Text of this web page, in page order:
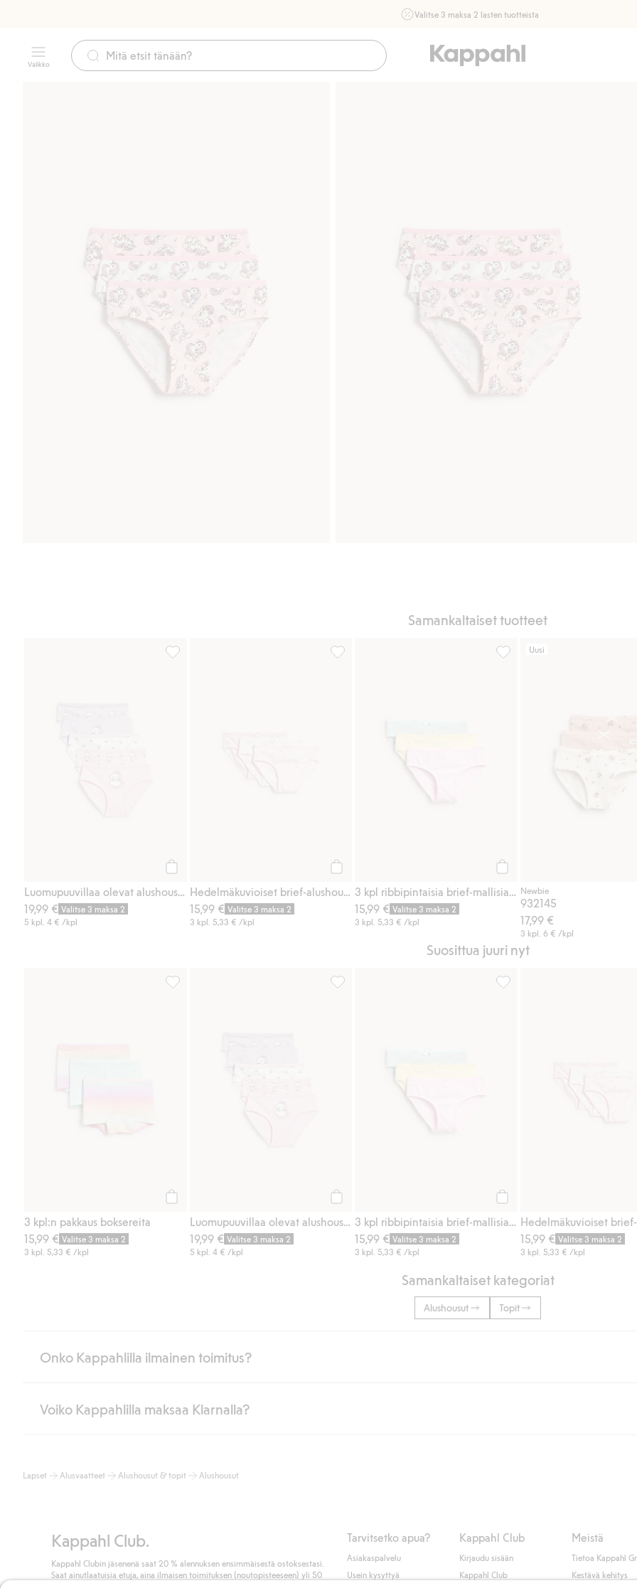
Valitse 3 maksa 2 lasten tuotteista
16.8. asti myymälässä ja verkossa. Ei voi yhdistää muihin
alennuksiin tai tarjouksiin.
Valikko
Sujuva maksaminen Klarnalla Ilmaiset
Samankaltaiset tuotteet
Luomupuuvillaa olevat alushousut, 5-pack
19,99 € Valitse 3 maksa 2
5 kpl. 4 € /kpl
Hedelmäkuvioiset brief-alushousut, 3-pack
15,99 € Valitse 3 maksa 2
3 kpl. 5,33 € /kpl
3 kpl ribbipintaisia brief-mallisia alushousuja
15,99 € Valitse 3 maksa 2
3 kpl. 5,33 € /kpl
Uusi
Newbie
932145
17,99 €
3 kpl.6 € /kpl
Suosittua juuri nyt
3 kpl:n pakkaus boksereita
15,99 € Valitse 3 maksa 2
3 kpl. 5,33 € /kpl
Luomupuuvillaa olevat alushousut, 5-pack
19,99 € Valitse 3 maksa 2
5 kpl. 4 € /kpl
3 kpl ribbipintaisia brief-mallisia alushousuja
15,99 € Valitse 3 maksa 2
3 kpl. 5,33 € /kpl
15,99 € Valitse 3 maksa 2
3 kpl. 5,33 € /kpl
Samankaltaiset kategoriat
Alushousut Topit
Onko Kappahlilla ilmainen toimitus?
Jos olet Kappahl Clubin jäsen, saat aina ilmaisen toimituksen myymälään tai yli 50 euron ostoksiin, kun valitset toimituksen noutopisteeseen
Lue lisää
Voiko Kappahlilla maksaa Klarnalla?
Klikkaamalla “Maksa tilaus” hyväksyt Kappahlin yleiset ehdot.
Lapset Alusvaatteet Alushousut & topit Alushousut
Kappahl Club.
Kappahl Clubin jäsenenä saat 20 % alennuksen ensimmäisestä ostoksestasi.
Saat ainutlaatuisia etuja, aina ilmaisen toimituksen (noutopisteeseen) yli 50
Tarvitsetko apua?
Asiakaspalvelu
Usein kysyttyä
Kappahl Club
Kirjaudu sisään
Kappahl Club
Meistä
Tietoa Kappahl
Kestävä kehitys